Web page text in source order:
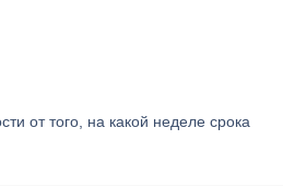
от того, на какой неделе срока